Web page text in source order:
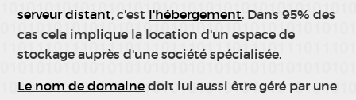
serveur distant, c'est l'hébergement. Dans 95% des
cas cela implique la location d'un espace de
stockage auprès d'une société spécialisée.
Le nom de domaine doit lui aussi être géré par une